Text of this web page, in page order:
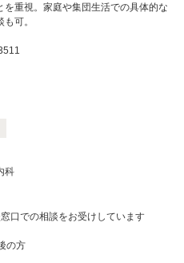
重視。家庭や集団生活での具体的な
可。
科
口での相談をお受けしています
の方